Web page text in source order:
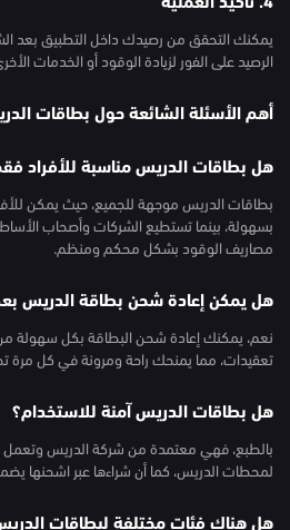
يمكنك التحقق من رصيدك داخل التطبيق بعد
الرصيد على الفور لزيادة الوقود أو الخدمات
أهم الأسئلة الشائعة حول بطاقات
هل بطاقات الدريس مناسبة للأفراد
بطاقات الدريس موجهة للجميع، حيث يمكن
بسهولة، بينما تستطيع الشركات وأصحاب
مصاريف الوقود بشكل محكم ومنظم.
هل يمكن إعادة شحن بطاقة الدريس
نعم، يمكنك إعادة شحن البطاقة بكل سهولة
تعقيدات، مما يمنحك راحة ومرونة في كل مرة
هل بطاقات الدريس آمنة للاستخدام؟
بالطبع، فهي معتمدة من شركة الدريس
لمحطات الدريس، كما أن شراءها عبر اشحنها
هل هناك فئات مختلفة لبطاقات